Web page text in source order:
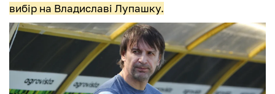
вибір на Владиславі Лупашку.